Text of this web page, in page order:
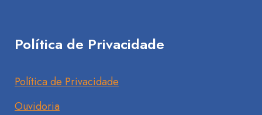
Política de Privacidade
Política de Privacidade
Ouvidoria